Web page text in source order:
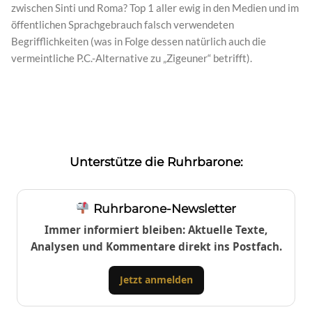
zwischen Sinti und Roma? Top 1 aller ewig in den Medien und im
öffentlichen Sprachgebrauch falsch verwendeten
Begrifflichkeiten (was in Folge dessen natürlich auch die
vermeintliche P.C.-Alternative zu „Zigeuner“ betrifft).
Unterstütze die Ruhrbarone:
Ruhrbarone-Newsletter
Immer informiert bleiben: Aktuelle Texte,
Analysen und Kommentare direkt ins Postfach.
Jetzt anmelden